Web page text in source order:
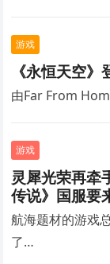
游戏
《永恒天空
由Far From
游戏
灵犀光荣再牵
传说》国服要
航海题材的游戏
了…